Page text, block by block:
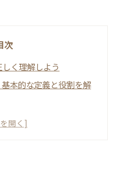
次
く理解しよう
本的な定義と役割を解
とその働き